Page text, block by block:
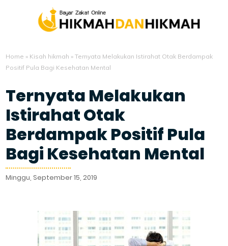
Home » Kisah hikmah »Ternyata Melakukan Istirahat Otak Berdampak
Positif Pula Bagi Kesehatan Mental
Ternyata Melakukan
Istirahat Otak
Berdampak Positif Pula
Bagi Kesehatan Mental
Minggu, September 15, 2019